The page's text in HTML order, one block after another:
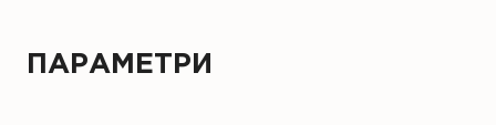
ПАРАМЕТРИ